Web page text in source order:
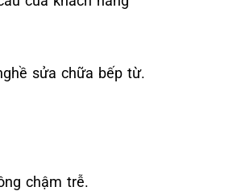
sửa chữa bếp từ.
chậm trễ.